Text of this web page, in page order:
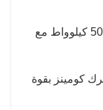
وحدة تعمل بمحرك كومينز بقوة 50 كيلوواط مع
كومينز بقوة